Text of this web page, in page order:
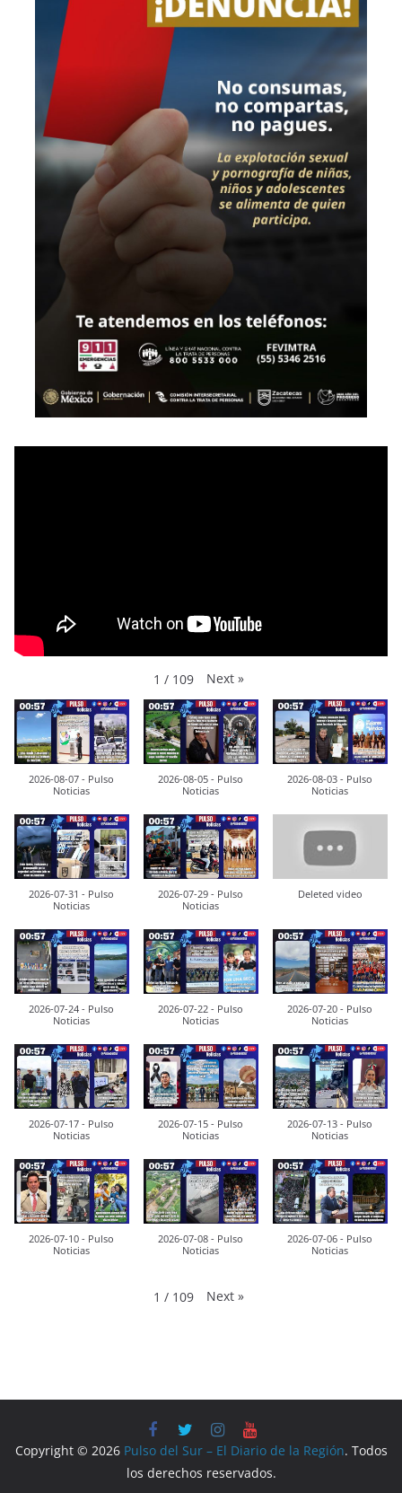
1 / 109 Next »
2026-08-07 - Pulso
Noticias
2026-08-05 - Pulso
Noticias
2026-08-03 - Pulso
Noticias
2026-07-31 - Pulso
Noticias
2026-07-29 - Pulso
Noticias
Deleted video
2026-07-24 - Pulso
Noticias
2026-07-22 - Pulso
Noticias
2026-07-20 - Pulso
Noticias
2026-07-17 - Pulso
Noticias
2026-07-15 - Pulso
Noticias
2026-07-13 - Pulso
Noticias
2026-07-10 - Pulso
Noticias
2026-07-08 - Pulso
Noticias
2026-07-06 - Pulso
Noticias
1 / 109 Next »
Copyright © 2026 Pulso del Sur – El Diario de la Región. Todos
los derechos reservados.